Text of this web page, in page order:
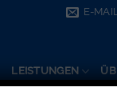
E-
LEISTUNGEN